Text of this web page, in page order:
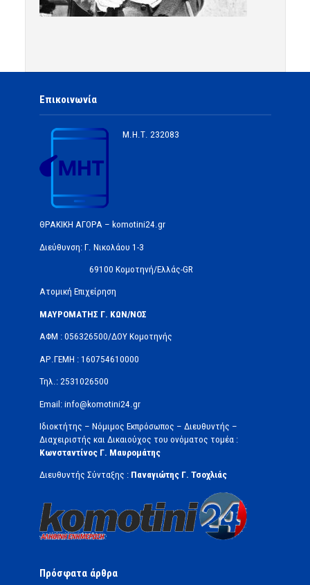
Επικοινωνία
Μ.Η.Τ. 232083
ΘΡΑΚΙΚΗ ΑΓΟΡΑ – komotini24.gr
Διεύθυνση: Γ. Νικολάου 1-3
69100 Κομοτηνή/Ελλάς-GR
Ατομική Επιχείρηση
ΜΑΥΡΟΜΑΤΗΣ Γ. ΚΩΝ/ΝΟΣ
ΑΦΜ : 056326500/ΔOΥ Κομοτηνής
ΑΡ.ΓΕΜΗ : 160754610000
Τηλ.: 2531026500
Email: info@komotini24.gr
Ιδιοκτήτης – Νόμιμος Εκπρόσωπος – Διευθυντής –
Διαχειριστής και Δικαιούχος του ονόματος τομέα :
Κωνσταντίνος Γ. Μαυρομάτης
Διευθυντής Σύνταξης : Παναγιώτης Γ. Τσοχλιάς
Πρόσφατα άρθρα